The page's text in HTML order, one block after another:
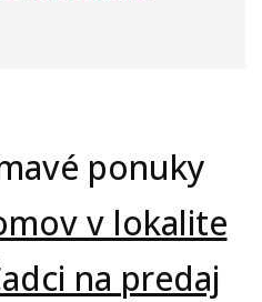
ponuky
v lokalite
na predaj